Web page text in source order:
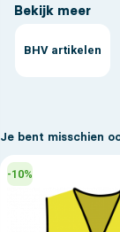
Bekijk meer
BHV artikelen
Je bent misschien
-10%